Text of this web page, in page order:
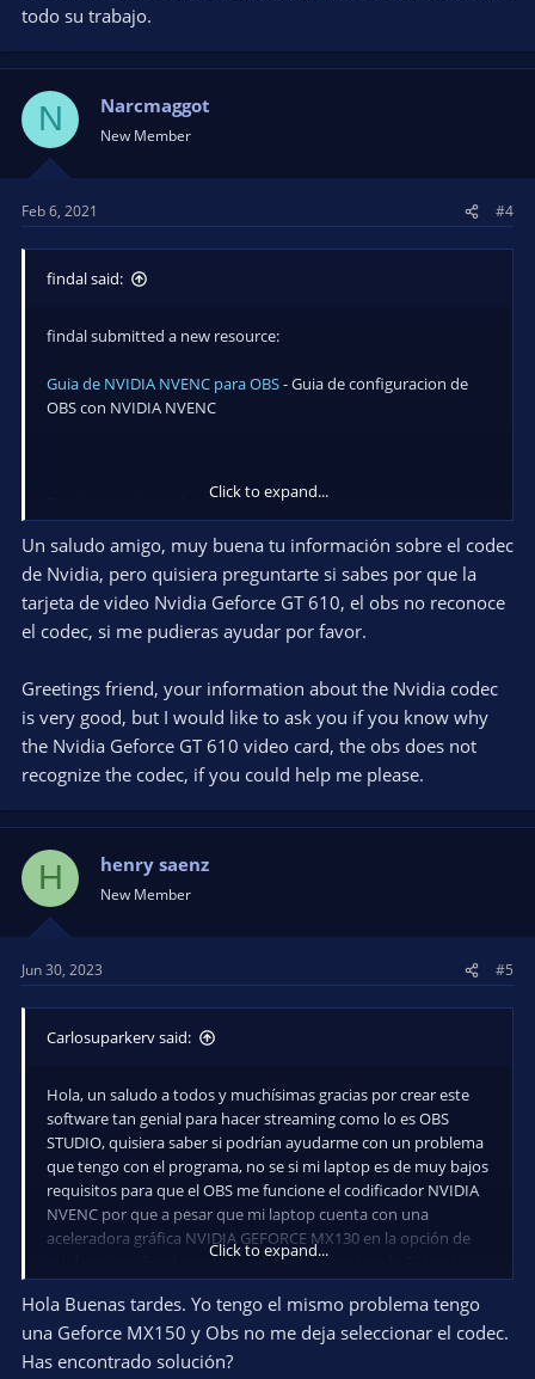
todo su trabajo.
N Narcmaggot
New Member
Feb 6, 2021 #4
findal said:
findal submitted a new resource:
Guia de NVIDIA NVENC para OBS- Guia de configuracion de
OBS con NVIDIA NVENC
Read more about this resource...
Click to expand...
Un saludo amigo, muy buena tu información sobre el codec
de Nvidia, pero quisiera preguntarte si sabes por que la
tarjeta de video Nvidia Geforce GT 610, el obs no reconoce
el codec, si me pudieras ayudar por favor.
Greetings friend, your information about the Nvidia codec
is very good, but I would like to ask you if you know why
the Nvidia Geforce GT 610 video card, the obs does not
recognize the codec, if you could help me please.
H henry saenz
New Member
Jun 30, 2023 #5
Carlosuparkerv said:
Hola, un saludo a todos y muchísimas gracias por crear este
software tan genial para hacer streaming como lo es OBS
STUDIO, quisiera saber si podrían ayudarme con un problema
que tengo con el programa, no se si mi laptop es de muy bajos
requisitos para que el OBS me funcione el codificador NVIDIA
NVENC por que a pesar que mi laptop cuenta con una
aceleradora gráfica NVIDIA GEFORCE MX130 en la opción de
salida en codificador solo puedo escoger entre el x264 y el
QuickSync H.264 que creo es del procesador, mi procesador es
un Intel core i78550u y debo escoger en las preferencias de
gráficos la GPU de Intel o no puedo capturar la pantalla, el
windows que tengo es 10 2004 versión 19041.508. Muchas
Click to expand...
Hola Buenas tardes. Yo tengo el mismo problema tengo
una Geforce MX150 y Obs no me deja seleccionar el codec.
Has encontrado solución?